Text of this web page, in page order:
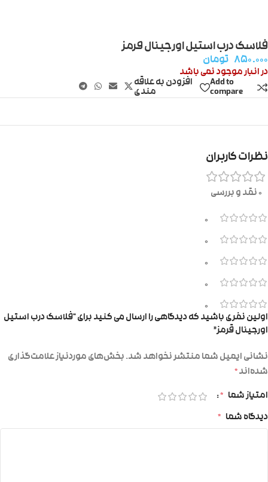
فلاسک درب استیل اورجینال قرمز
۸۵۰.۰۰۰ تومان
در انبار موجود نمی باشد
Add to
compare
افزودن به علاقه
مندی
نظرات کاربران
0 نقد و بررسی
0
0
0
0
0
اولین نفری باشید که دیدگاهی را ارسال می کنید برای “فلاسک درب استیل
اورجینال قرمز”
نشانی ایمیل شما منتشر نخواهد شد.بخش‌های موردنیاز علامت‌گذاری
شده‌اند*
امتیاز شما *
دیدگاه شما *